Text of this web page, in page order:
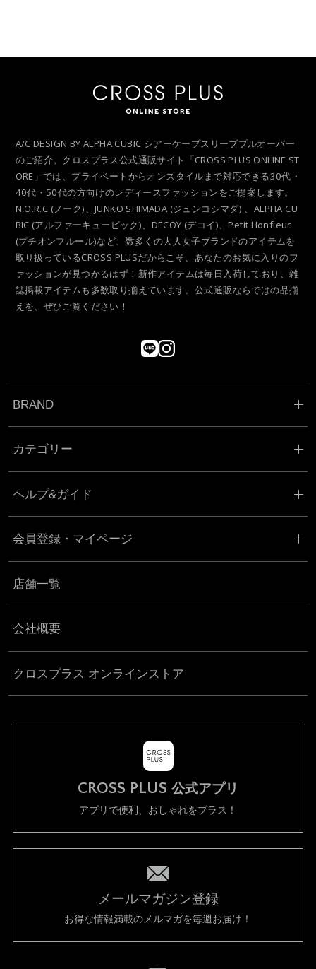
A/C DESIGN BY ALPHA CUBIC シアーケープスリーブプルオーバー
のご紹介。クロスプラス公式通販サイト「CROSS PLUS ONLINE ST
ORE」では、プライベートからオンスタイルまで対応できる30代・
40代・50代の方向けのレディースファッションをご提案します。
N.O.R.C (ノーク)、JUNKO SHIMADA (ジュンコシマダ) 、ALPHA CU
BIC (アルファーキュービック)、DECOY (デコイ)、Petit Honfleur
(プチオンフルール)など、数多くの大人女子ブランドのアイテムを
取り扱っているCROSS PLUSだからこそ、あなたのお気に入りのフ
ァッションが見つかるはず！新作アイテムは毎日入荷しており、雑
誌掲載アイテムも多数取り揃えています。公式通販ならではの品揃
えを、ぜひご覧ください！
BRAND
カテゴリー
ヘルプ&ガイド
会員登録・マイページ
店舗一覧
会社概要
クロスプラス オンラインストア
CROSS PLUS 公式アプリ
アプリで便利、おしゃれをプラス！
メールマガジン登録
お得な情報満載のメルマガを毎週お届け！